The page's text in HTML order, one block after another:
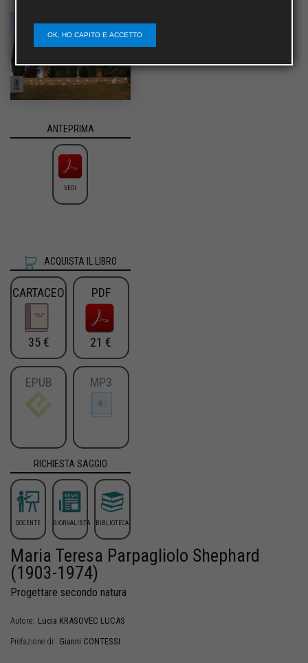
ANTEPRIMA
VEDI
ACQUISTA IL LIBRO
CARTACEO
35 €
PDF
21 €
EPUB MP3
RICHIESTA SAGGIO
DOCENTE GIORNALISTA BIBLIOTECA
Maria Teresa Parpagliolo Shephard
(1903-1974)
Progettare secondo natura
Autore: Lucia KRASOVEC LUCAS
Prefazione di: Gianni CONTESSI
OK, HO CAPITO E ACCETTO